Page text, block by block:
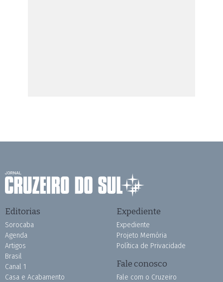
Editorias
Sorocaba
Agenda
Artigos
Brasil
Canal 1
Casa e Acabamento
Expediente
Expediente
Projeto Memória
Política de Privacidade
Fale conosco
Fale com o Cruzeiro